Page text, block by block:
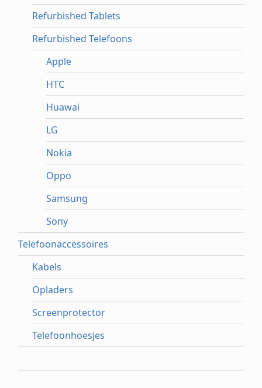
Refurbished Tablets
Refurbished Telefoons
Apple
HTC
Huawai
LG
Nokia
Oppo
Samsung
Sony
Telefoonaccessoires
Kabels
Opladers
Screenprotector
Telefoonhoesjes